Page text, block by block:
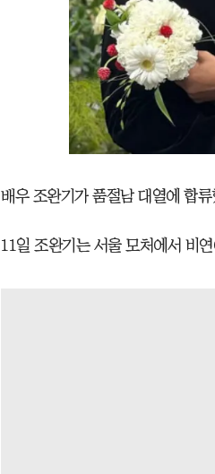
배우 조완기가 품절남 대열에 합류
11일 조완기는 서울 모처에서 비